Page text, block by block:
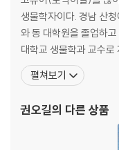
생물학자이다. 경남 산
와 동 대학원을 졸업하
대학교 생물학과 교수로
있으면서 글쓰기와 방송
준히 들려주고 있다. 1994년부터 [강원일보]에 「생물이야기」를, 20
년까지 약 10년간 [월간
펼쳐보기
권오길의 다른 상품